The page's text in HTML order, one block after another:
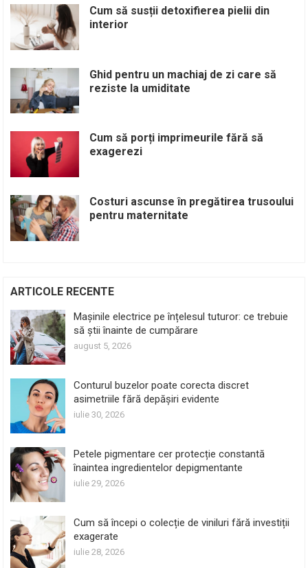
Cum să susții detoxifierea pielii din
interior
Ghid pentru un machiaj de zi care să
reziste la umiditate
Cum să porți imprimeurile fără să
exagerezi
Costuri ascunse în pregătirea trusoului
pentru maternitate
ARTICOLE RECENTE
Mașinile electrice pe înțelesul tuturor: ce trebuie
să știi înainte de cumpărare
august 5, 2026
Conturul buzelor poate corecta discret
asimetriile fără depășiri evidente
iulie 30, 2026
Petele pigmentare cer protecție constantă
înaintea ingredientelor depigmentante
iulie 29, 2026
Cum să începi o colecție de viniluri fără investiții
exagerate
iulie 28, 2026